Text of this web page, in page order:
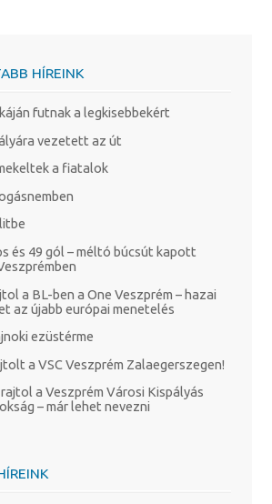
HÍREINK
futnak a legkisebbekért
vezetett az út
a fiatalok
és 49 gól – méltó búcsút kapott
a BL-ben a One Veszprém – hazai
az újabb európai menetelés
ezüstérme
a VSC Veszprém Zalaegerszegen!
a Veszprém Városi Kispályás
– már lehet nevezni